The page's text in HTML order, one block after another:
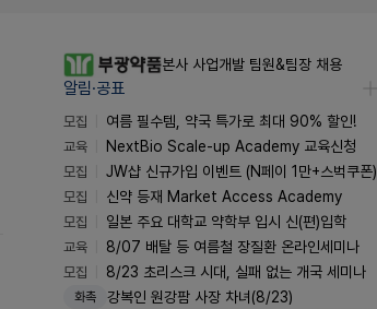
본사 사업개발 팀원&팀장 채용
알림·공표
모집
여름 필수템, 약국 특가로 최대 90% 할인!
교육
NextBio Scale-up Academy 교육신청
모집
JW샵 신규가입 이벤트 (N페이 1만+스벅쿠폰)
모집
신약 등재 Market Access Academy
모집
일본 주요 대학교 약학부 입시 신(편)입학
교육
8/07 배탈 등 여름철 장질환 온라인세미나
모집
8/23 초리스크 시대, 실패 없는 개국 세미나
화촉 강복인 원강팜 사장 차녀(8/23)